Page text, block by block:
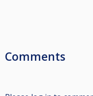
Comments